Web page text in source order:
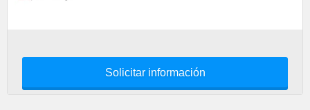
Solicitar información